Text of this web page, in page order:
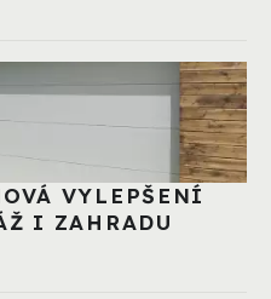
VYLEPŠENÍ
I ZAHRADU